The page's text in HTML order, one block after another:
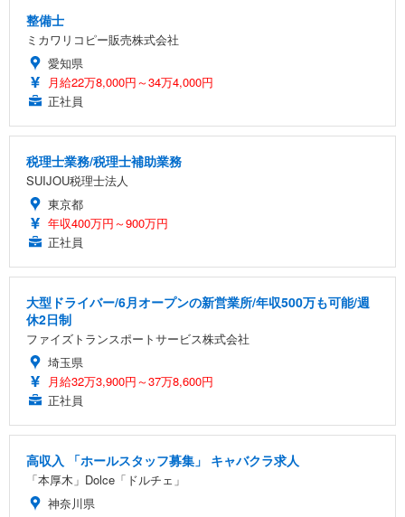
整備士
ミカワリコピー販売株式会社
愛知県
月給22万8,000円～34万4,000円
正社員
税理士業務/税理士補助業務
SUIJOU税理士法人
東京都
年収400万円～900万円
正社員
大型ドライバー/6月オープンの新営業所/年収500万も可能/週
休2日制
ファイズトランスポートサービス株式会社
埼玉県
月給32万3,900円～37万8,600円
正社員
高収入 「ホールスタッフ募集」 キャバクラ求人
「本厚木」Dolce「ドルチェ」
神奈川県